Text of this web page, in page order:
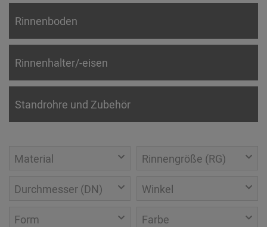
Rinnenboden
Rinnenhalter/-eisen
Standrohre und Zubehör
Material Rinnengröße (RG)
Durchmesser (DN) Winkel
Form Farbe